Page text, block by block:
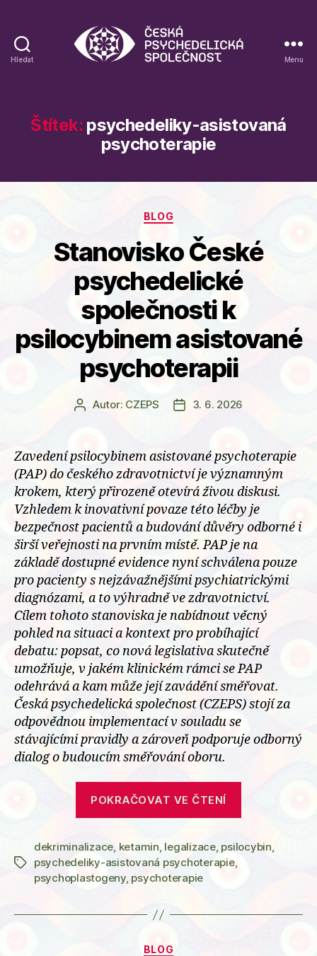
Hledat
společnosti
Menu
Štítek: psychedeliky-asistovaná
psychoterapie
Rubriky
BLOG
Stanovisko České
psychedelické
společnosti k
psilocybinem asistované
psychoterapii
AutorAutor: CZEPS
Datum
3. 6. 2026
Zavedení psilocybinem asistované psychoterapie
(PAP) do českého zdravotnictví je významným
krokem, který přirozeně otevírá živou diskusi.
Vzhledem k inovativní povaze této léčby je
bezpečnost pacientů a budování důvěry odborné i
širší veřejnosti na prvním místě. PAP je na
základě dostupné evidence nyní schválena pouze
pro pacienty s nejzávažnějšími psychiatrickými
diagnózami, a to výhradně ve zdravotnictví.
Cílem tohoto stanoviska je nabídnout věcný
pohled na situaci a kontext pro probíhající
debatu: popsat, co nová legislativa skutečně
umožňuje, v jakém klinickém rámci se PAP
odehrává a kam může její zavádění směřovat.
Česká psychedelická společnost (CZEPS) stojí za
odpovědnou implementací v souladu se
stávajícími pravidly a zároveň podporuje odborný
dialog o budoucím směřování oboru.
POKRAČOVAT VE ČTENÍ
společnosti
Štítky
dekriminalizace, ketamin, legalizace, psilocybin,
psychedeliky-asistovaná psychoterapie,
psychoplastogeny, psychoterapie
Rubriky
BLOG